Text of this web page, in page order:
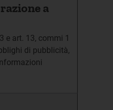
a
e art. 13, commi 1
di pubblicità,